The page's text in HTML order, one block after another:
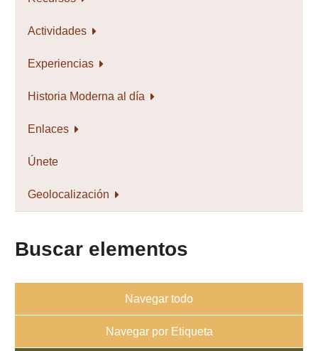
Actividades
Experiencias
Historia Moderna al día
Enlaces
Únete
Geolocalización
Buscar elementos
Navegar todo
Navegar por Etiqueta